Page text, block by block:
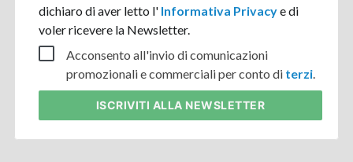
dichiaro di aver letto l' Informativa Privacye di
voler ricevere la Newsletter.
Acconsento all'invio di comunicazioni
promozionali e commerciali per conto di terzi.
ISCRIVITI ALLA NEWSLETTER